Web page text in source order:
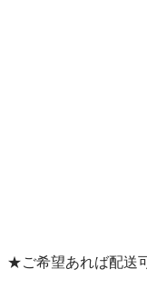
★ご希望あれば配送